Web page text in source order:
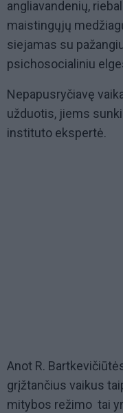
angliavandenių,
maistingųjų
siejamas su
psichosocialiniu
Nepapusryčiavę
užduotis, jiems
instituto ekspertė.
Anot R.
grįžtančius vaikus
mitybos režimo  tai